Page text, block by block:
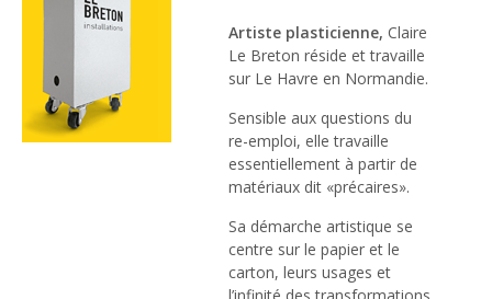
Artiste plasticienne, Claire
Le Breton réside et travaille
sur Le Havre en Normandie.
Sensible aux questions du
re-emploi, elle travaille
essentiellement à partir de
matériaux dit «précaires».
Sa démarche artistique se
centre sur le papier et le
carton, leurs usages et